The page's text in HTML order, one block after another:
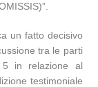
un fatto decisivo
tra le parti
5 in relazione al
testimoniale